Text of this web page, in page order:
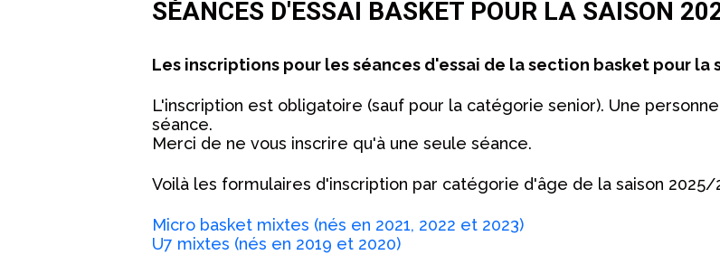
SÉANCES D'ESSAI BASKET POUR LA SAISON
Les inscriptions pour les séances d'essai de la section basket pour la
L'inscription est obligatoire (sauf pour la catégorie senior). Une
séance.
Merci de ne vous inscrire qu'à une seule séance.
Voilà les formulaires d'inscription par catégorie d'âge de la saison 2025/
Micro basket mixtes (nés en 2021, 2022 et 2023)
U7 mixtes (nés en 2019 et 2020)